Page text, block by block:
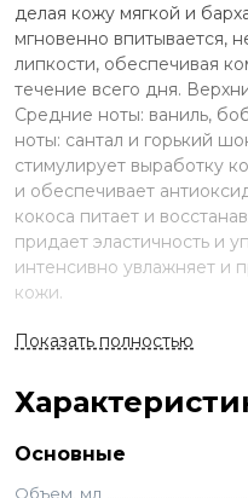
делая кожу мягкой и
мгновенно впитывается,
липкости, обеспечивая
течение всего дня.
Средние ноты: ваниль,
ноты: сантал и горький
стимулирует выработку
и обеспечивает
кокоса питает и
придает эластичность и
интенсивно увлажняет и
кожи.
Применение
кожу массажными
Ингредиенты
Показать полностью
Основные
Объем, мл